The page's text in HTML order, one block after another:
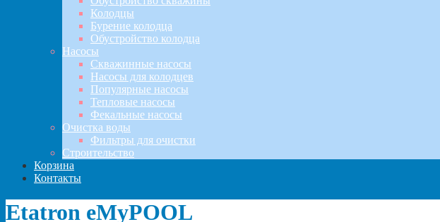
Колодцы
Бурение колодца
Обустройство колодца
Насосы
Скважинные насосы
Насосы для колодцев
Популярные насосы
Тепловые насосы
Фекальные насосы
Очистка воды
Фильтры для очистки
Строительство
Корзина
Контакты
Etatron eMyPOOL